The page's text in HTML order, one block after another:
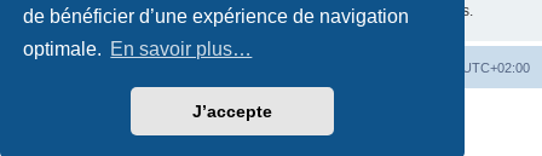
de bénéficier d’une expérience de navigation
optimale. En savoir plus…
J’accepte
tentative de piratage informatique visant à compromettre vos données.
UTC+02:00
phpBB® Forum Software © phpBB Limited
©